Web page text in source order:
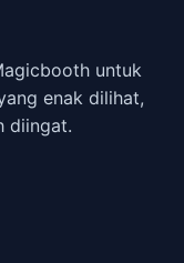
untuk
enak dilihat,
diingat.